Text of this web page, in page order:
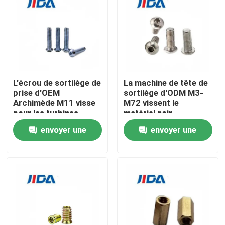
À propos de nous
Visite de l'usine
Contrôle qualité
Nous contacter
Demandez un devis
L'écrou de sortilège de
prise d'OEM
Archimède M11 visse
pour les turbines
hydrauliques micro
envoyer une
La machine de tête de
sortilège d'ODM M3-
M72 vissent le
matériel noir
d'attaches de vis
d'acier au carbone
envoyer une